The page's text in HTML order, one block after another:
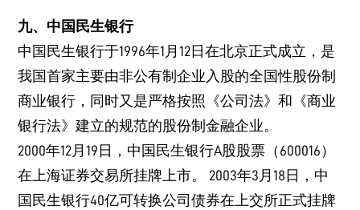
九、中国民生银行
中国民生银行于1996年1月12日在北京正式成立，是
我国首家主要由非公有制企业入股的全国性股份制
商业银行，同时又是严格按照《公司法》和《商业
银行法》建立的规范的股份制金融企业。
2000年12月19日，中国民生银行A股股票（600016）
在上海证券交易所挂牌上市。 2003年3月18日，中
国民生银行40亿可转换公司债券在上交所正式挂牌